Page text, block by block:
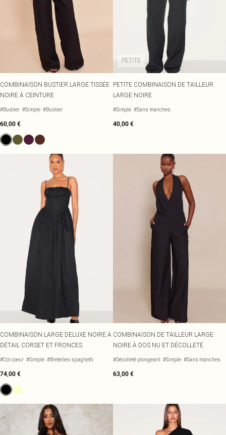
COMBINAISON BUSTIER LARGE TISSÉE
NOIRE À CEINTURE
#Bustier #Simple #Bustier
60,00 €
PETITE
PETITE COMBINAISON DE TAILLEUR
LARGE NOIRE
#Simple #Sans manches
40,00 €
COMBINAISON LARGE DELUXE NOIRE À
DÉTAIL CORSET ET FRONCES
#Col coeur #Simple #Bretelles spaghetti
74,00 €
COMBINAISON DE TAILLEUR LARGE
NOIRE À DOS NU ET DÉCOLLETÉ
#Décolleté plongeant #Simple #Sans manches
63,00 €